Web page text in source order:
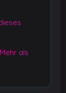
als